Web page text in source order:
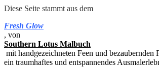
Diese Seite stammt aus dem
Fresh Glow
, von
Southern Lotus Malbuch
mit handgezeichneten Feen und bezaubernden
ein traumhaftes und entspannendes